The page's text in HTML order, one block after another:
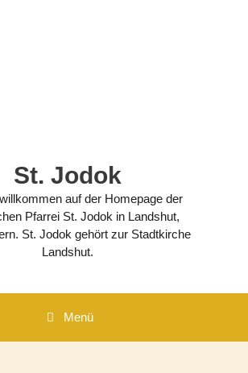
St. Jodok
auf der Homepage der
Pfarrei St. Jodok in Landshut,
St. Jodok gehört zur Stadtkirche
Landshut.
Menü